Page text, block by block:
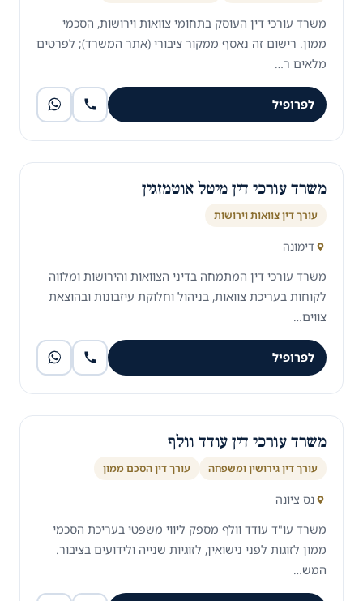
משרד עורכי דין העוסק בתחומי צוואות וירושות, הסכמי
ממון. רישום זה נאסף ממקור ציבורי (אתר המשרד); לפרטים
מלאים ר…
לפרופיל
משרד עורכי דין מיטל אוטמזגין
עורך דין צוואות וירושות
דימונה
משרד עורכי דין המתמחה בדיני הצוואות והירושות ומלווה
לקוחות בעריכת צוואות, בניהול וחלוקת עיזבונות ובהוצאת
צווים…
לפרופיל
משרד עורכי דין עודד וולף
עורך דין גירושין ומשפחה עורך דין הסכם ממון
נס ציונה
משרד עו"ד עודד וולף מספק ליווי משפטי בעריכת הסכמי
ממון לזוגות לפני נישואין, לזוגיות שנייה ולידועים בציבור.
המש…